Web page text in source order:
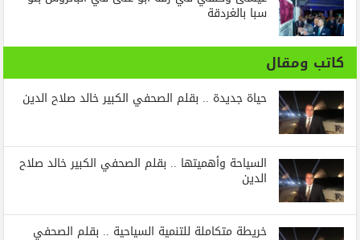
سبا بالغردقة
كاتب ومقال
حياة جديدة .. بقلم الصحفي الكبير خالد صلاح الدين
السياحة وأهميتها .. بقلم الصحفي الكبير خالد صلاح
الدين
خريطة متكاملة للتنمية السياحية .. بقلم الصحفي